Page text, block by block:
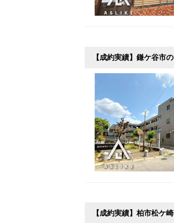
【成約実績】鎌ケ谷市
【成約実績】柏市松ケ